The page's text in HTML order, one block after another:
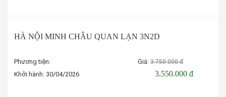
HÀ NỘI MINH CHÂU QUAN LẠN 3N2D
Phương tiện:
Khởi hành: 30/04/2026
Giá:3.750.000 đ
3.550.000 đ